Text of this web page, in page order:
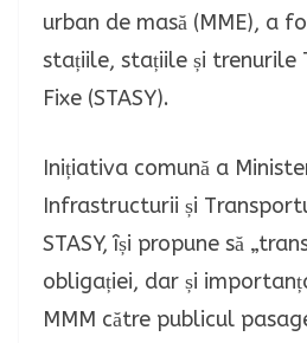
urban de masă (MME), a
stațiile, stațiile și trenurile
Fixe (STASY).
Inițiativa comună a
Infrastructurii și
STASY, își propune să
obligației, dar și
MMM către publicul